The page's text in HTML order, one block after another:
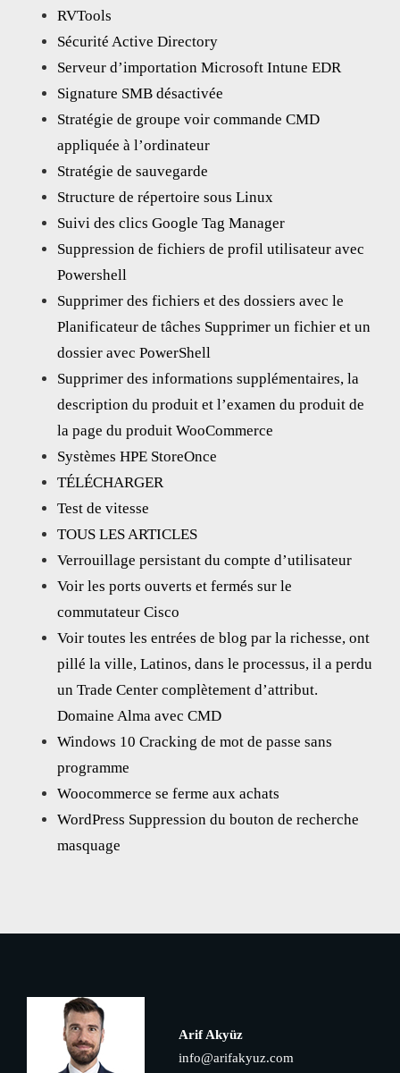
RVTools
Sécurité Active Directory
Serveur d’importation Microsoft Intune EDR
Signature SMB désactivée
Stratégie de groupe voir commande CMD
appliquée à l’ordinateur
Stratégie de sauvegarde
Structure de répertoire sous Linux
Suivi des clics Google Tag Manager
Suppression de fichiers de profil utilisateur avec
Powershell
Supprimer des fichiers et des dossiers avec le
Planificateur de tâches Supprimer un fichier et un
dossier avec PowerShell
Supprimer des informations supplémentaires, la
description du produit et l’examen du produit de
la page du produit WooCommerce
Systèmes HPE StoreOnce
TÉLÉCHARGER
Test de vitesse
TOUS LES ARTICLES
Verrouillage persistant du compte d’utilisateur
Voir les ports ouverts et fermés sur le
commutateur Cisco
Voir toutes les entrées de blog par la richesse, ont
pillé la ville, Latinos, dans le processus, il a perdu
un Trade Center complètement d’attribut.
Domaine Alma avec CMD
Windows 10 Cracking de mot de passe sans
programme
Woocommerce se ferme aux achats
WordPress Suppression du bouton de recherche
masquage
Arif Akyüz
info@arifakyuz.com